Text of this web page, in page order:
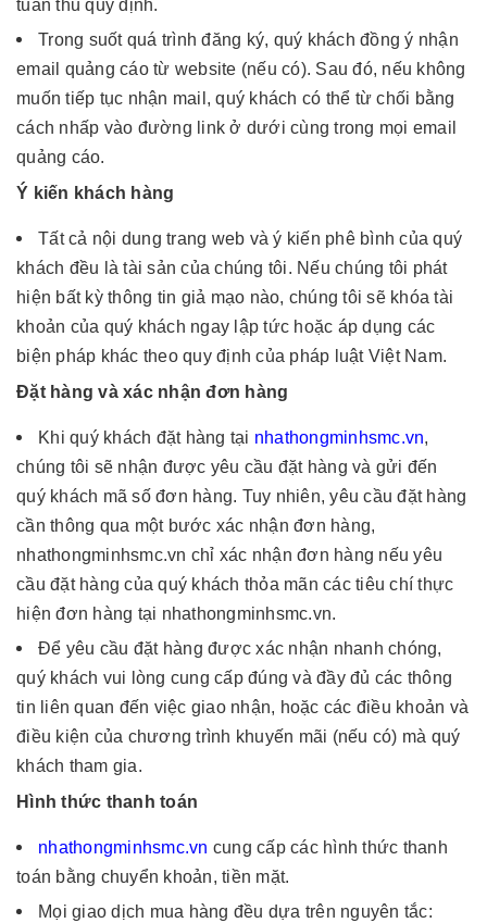
tuân thủ quy định.
Trong suốt quá trình đăng ký, quý khách đồng ý nhận
email quảng cáo từ website (nếu có). Sau đó, nếu không
muốn tiếp tục nhận mail, quý khách có thể từ chối bằng
cách nhấp vào đường link ở dưới cùng trong mọi email
quảng cáo.
Ý kiến khách hàng
Tất cả nội dung trang web và ý kiến phê bình của quý
khách đều là tài sản của chúng tôi. Nếu chúng tôi phát
hiện bất kỳ thông tin giả mạo nào, chúng tôi sẽ khóa tài
khoản của quý khách ngay lập tức hoặc áp dụng các
biện pháp khác theo quy định của pháp luật Việt Nam.
Đặt hàng và xác nhận đơn hàng
Khi quý khách đặt hàng tại nhathongminhsmc.vn,
chúng tôi sẽ nhận được yêu cầu đặt hàng và gửi đến
quý khách mã số đơn hàng. Tuy nhiên, yêu cầu đặt hàng
cần thông qua một bước xác nhận đơn hàng,
nhathongminhsmc.vn chỉ xác nhận đơn hàng nếu yêu
cầu đặt hàng của quý khách thỏa mãn các tiêu chí thực
hiện đơn hàng tại nhathongminhsmc.vn.
Để yêu cầu đặt hàng được xác nhận nhanh chóng,
quý khách vui lòng cung cấp đúng và đầy đủ các thông
tin liên quan đến việc giao nhận, hoặc các điều khoản và
điều kiện của chương trình khuyến mãi (nếu có) mà quý
khách tham gia.
Hình thức thanh toán
nhathongminhsmc.vn cung cấp các hình thức thanh
toán bằng chuyển khoản, tiền mặt.
Mọi giao dịch mua hàng đều dựa trên nguyên tắc: